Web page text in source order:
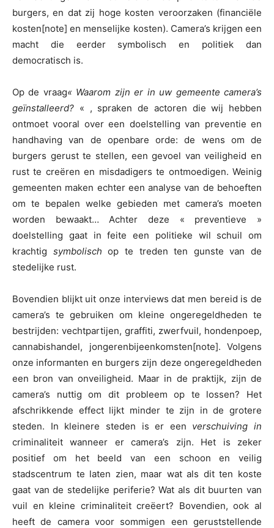
burgers, en dat zij hoge kosten veroorzaken (financiële
kosten[note] en menselijke kosten). Camera’s krijgen een
macht die eerder symbolisch en politiek dan
democratisch is.
Op de vraag« Waarom zijn er in uw gemeente camera’s
geïnstalleerd? « , spraken de actoren die wij hebben
ontmoet vooral over een doelstelling van preventie en
handhaving van de openbare orde: de wens om de
burgers gerust te stellen, een gevoel van veiligheid en
rust te creëren en misdadigers te ontmoedigen. Weinig
gemeenten maken echter een analyse van de behoeften
om te bepalen welke gebieden met camera’s moeten
worden bewaakt… Achter deze « preventieve »
doelstelling gaat in feite een politieke wil schuil om
krachtig symbolischop te treden ten gunste van de
stedelijke rust.
Bovendien blijkt uit onze interviews dat men bereid is de
camera’s te gebruiken om kleine ongeregeldheden te
bestrijden: vechtpartijen, graffiti, zwerfvuil, hondenpoep,
cannabishandel, jongerenbijeenkomsten[note]. Volgens
onze informanten en burgers zijn deze ongeregeldheden
een bron van onveiligheid. Maar in de praktijk, zijn de
camera’s nuttig om dit probleem op te lossen? Het
afschrikkende effect lijkt minder te zijn in de grotere
steden. In kleinere steden is er een verschuiving in
criminaliteit wanneer er camera’s zijn. Het is zeker
positief om het beeld van een schoon en veilig
stadscentrum te laten zien, maar wat als dit ten koste
gaat van de stedelijke periferie? Wat als dit buurten van
vuil en kleine criminaliteit creëert? Bovendien, ook al
heeft de camera voor sommigen een geruststellende